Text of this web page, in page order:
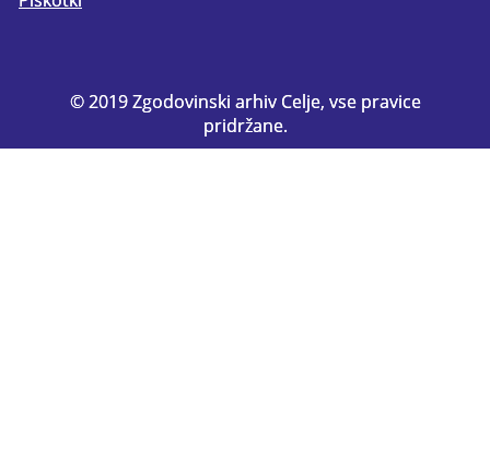
© 2019 Zgodovinski arhiv Celje, vse pravice
pridržane.